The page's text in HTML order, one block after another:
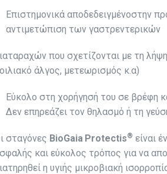
Επιστημονικά αποδεδειγμένοστην
αντιμετώπιση των γαστρεντερικών
που σχετίζονται με τη
άλγος, μετεωρισμός κ.α)
Εύκολο στη χορήγησή του σε βρέφη
Δεν επηρεάζει τον θηλασμό ή τη
σταγόνες BioGaia Protectis® είναι
και εύκολος τρόπος για να
η υγιής μικροβιακή